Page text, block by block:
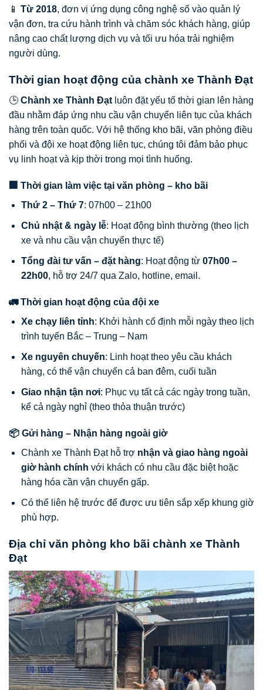
📱 Từ 2018, đơn vị ứng dụng công nghệ số vào quản lý
vận đơn, tra cứu hành trình và chăm sóc khách hàng, giúp
nâng cao chất lượng dịch vụ và tối ưu hóa trải nghiệm
người dùng.
Thời gian hoạt động của chành xe Thành Đạt
🕒 Chành xe Thành Đạt luôn đặt yếu tố thời gian lên hàng
đầu nhằm đáp ứng nhu cầu vận chuyển liên tục của khách
hàng trên toàn quốc. Với hệ thống kho bãi, văn phòng điều
phối và đội xe hoạt động liên tục, chúng tôi đảm bảo phục
vụ linh hoạt và kịp thời trong mọi tình huống.
🏢 Thời gian làm việc tại văn phòng – kho bãi
Thứ 2 – Thứ 7: 07h00 – 21h00
Chủ nhật & ngày lễ: Hoạt động bình thường (theo lịch
xe và nhu cầu vận chuyển thực tế)
Tổng đài tư vấn – đặt hàng: Hoạt động từ 07h00 –
22h00, hỗ trợ 24/7 qua Zalo, hotline, email.
🚛 Thời gian hoạt động của đội xe
Xe chạy liên tỉnh: Khởi hành cố định mỗi ngày theo lịch
trình tuyến Bắc – Trung – Nam
Xe nguyên chuyến: Linh hoạt theo yêu cầu khách
hàng, có thể vận chuyển cả ban đêm, cuối tuần
Giao nhận tận nơi: Phục vụ tất cả các ngày trong tuần,
kể cả ngày nghỉ (theo thỏa thuận trước)
📦 Gửi hàng – Nhận hàng ngoài giờ
Chành xe Thành Đạt hỗ trợ nhận và giao hàng ngoài
giờ hành chính với khách có nhu cầu đặc biệt hoặc
hàng hóa cần vận chuyển gấp.
Có thể liên hệ trước để được ưu tiên sắp xếp khung giờ
phù hợp.
Địa chỉ văn phòng kho bãi chành xe Thành
Đạt